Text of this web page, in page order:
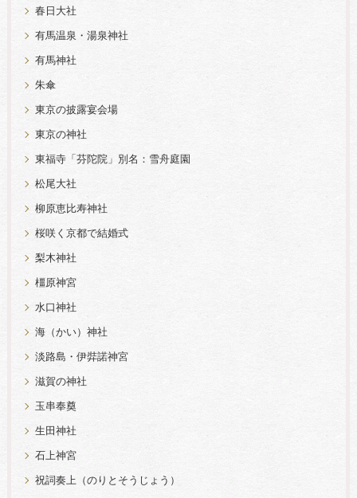
春日大社
有馬温泉・湯泉神社
有馬神社
朱傘
東京の披露宴会場
東京の神社
東福寺「芬陀院」別名：雪舟庭園
松尾大社
柳原恵比寿神社
桜咲く京都で結婚式
梨木神社
橿原神宮
水口神社
海（かい）神社
淡路島・伊弉諾神宮
滋賀の神社
玉串奉奠
生田神社
石上神宮
祝詞奏上（のりとそうじょう）